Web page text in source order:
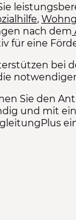
,
nach dem
für eine
bei
Sie den
und mit